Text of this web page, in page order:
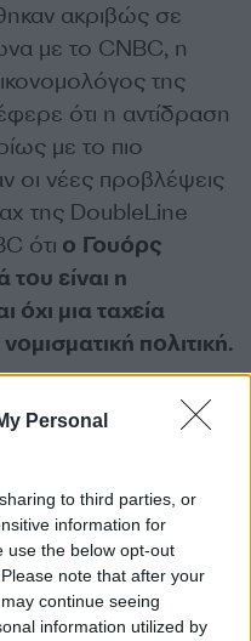
Personal
to third parties, or
information for
use the below opt-out
note that after your
continue seeing
information utilized by
ακριβώς σε
με το CNBC, η
της
ότι η αντίδραση
με το πιο
νέες προβλέψεις
της DoubleLine
ότι ο Γουόρς
είναι η
όχι μια ταχεία
πολιτική.